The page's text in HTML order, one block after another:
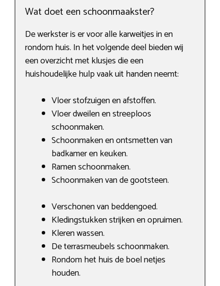
Wat doet een schoonmaakster?
De werkster is er voor alle karweitjes in en
rondom huis. In het volgende deel bieden wij
een overzicht met klusjes die een
huishoudelijke hulp vaak uit handen neemt:
Vloer stofzuigen en afstoffen.
Vloer dweilen en streeploos
schoonmaken.
Schoonmaken en ontsmetten van
badkamer en keuken.
Ramen schoonmaken.
Schoonmaken van de gootsteen.
Verschonen van beddengoed.
Kledingstukken strijken en opruimen.
Kleren wassen.
De terrasmeubels schoonmaken.
Rondom het huis de boel netjes
houden.